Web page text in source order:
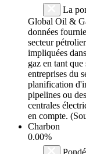
La
Global Oil &
données
secteur
impliquées
gaz en tant
entreprises du
planification
pipelines ou
centrales
en compte.
Charbon
0.00%